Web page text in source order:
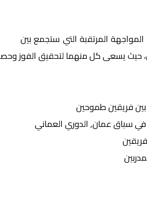
المرتقبة التي ستجمع بين
حيث يسعى كل منهما لتحقيق الفوز وحصد
فريقين طموحين
سباق عمان, الدوري العماني